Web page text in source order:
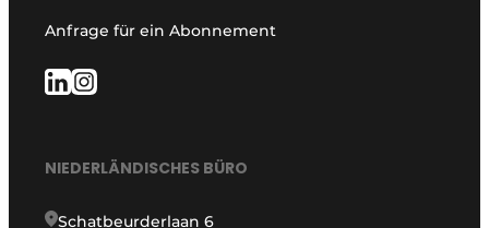
Anfrage für ein Abonnement
NIEDERLÄNDISCHES BÜRO
Schatbeurderlaan 6